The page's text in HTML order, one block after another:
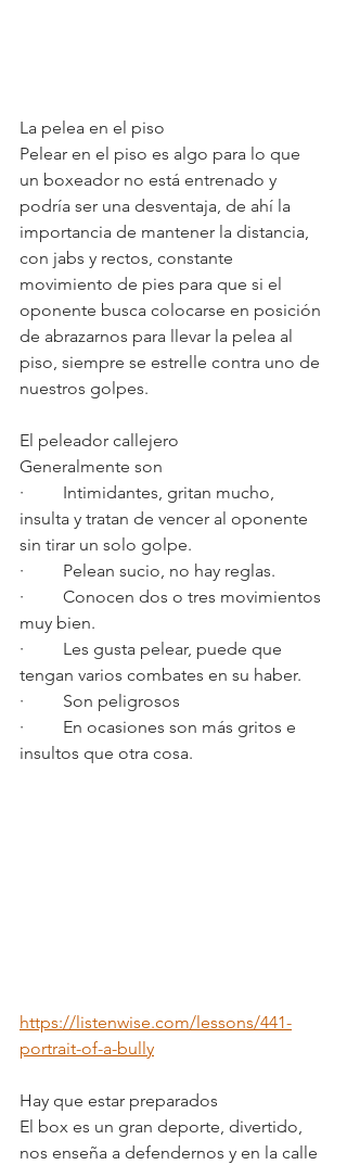
La pelea en el piso
Pelear en el piso es algo para lo que
un boxeador no está entrenado y
podría ser una desventaja, de ahí la
importancia de mantener la distancia,
con jabs y rectos, constante
movimiento de pies para que si el
oponente busca colocarse en posición
de abrazarnos para llevar la pelea al
piso, siempre se estrelle contra uno de
nuestros golpes.
El peleador callejero
Generalmente son
·         Intimidantes, gritan mucho,
insulta y tratan de vencer al oponente
sin tirar un solo golpe.
·         Pelean sucio, no hay reglas.
·         Conocen dos o tres movimientos
muy bien.
·         Les gusta pelear, puede que
tengan varios combates en su haber.
·         Son peligrosos
·         En ocasiones son más gritos e
insultos que otra cosa.
https://listenwise.com/lessons/441-
portrait-of-a-bully
Hay que estar preparados
El box es un gran deporte, divertido,
nos enseña a defendernos y en la calle